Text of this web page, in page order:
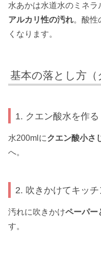
水あかは水道水のミネ
アルカリ性の汚れ。酸性
くなります。
基本の落とし方（
1. クエン酸水を作る
水200mlにクエン酸小さ
へ。
2. 吹きかけてキッ
汚れに吹きかけペーパー
す。